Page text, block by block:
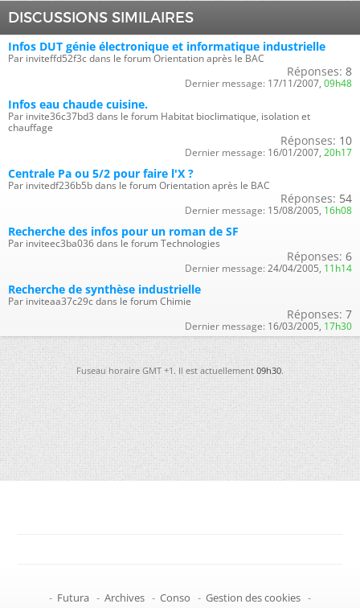
DISCUSSIONS SIMILAIRES
Infos DUT génie électronique et informatique industrielle
Par inviteffd52f3c dans le forum Orientation après le BAC
Réponses: 8
Dernier message: 17/11/2007, 09h48
Infos eau chaude cuisine.
Par invite36c37bd3 dans le forum Habitat bioclimatique, isolation et
chauffage
Réponses: 10
Dernier message: 16/01/2007, 20h17
Centrale Pa ou 5/2 pour faire l'X ?
Par invitedf236b5b dans le forum Orientation après le BAC
Réponses: 54
Dernier message: 15/08/2005, 16h08
Recherche des infos pour un roman de SF
Par inviteec3ba036 dans le forum Technologies
Réponses: 6
Dernier message: 24/04/2005, 11h14
Recherche de synthèse industrielle
Par inviteaa37c29c dans le forum Chimie
Réponses: 7
Dernier message: 16/03/2005, 17h30
Fuseau horaire GMT +1. Il est actuellement09h30.
- Futura - Archives - Conso - Gestion des cookies -